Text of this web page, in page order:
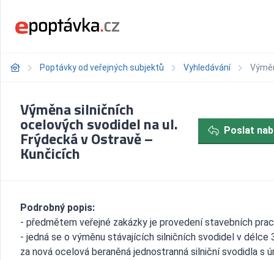
Poptávky od veřejných subjektů Vyhledávání
Výměna silničních
ocelových svodidel na ul.
Frýdecká v Ostravě –
Kunčicích
Poslat
Podrobný popis:
- předmětem veřejné zakázky je provedení stavebních
- jedná se o výměnu stávajících silničních svodidel v délce
za nová ocelová beraněná jednostranná silniční svodidla s